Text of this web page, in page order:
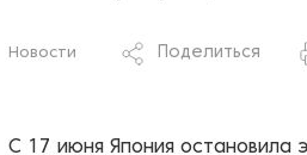
Новости Поделиться
С 17 июня Япония остановила